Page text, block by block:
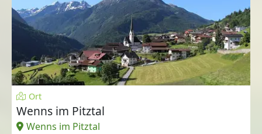
Ort
Wenns im Pitztal
Wenns im Pitztal